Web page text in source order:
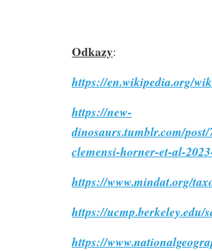
Odkazy:
https://en.wikipedia.org/
https://new-
dinosaurs.tumblr.com/
clemensi-horner-et-al-
https://www.mindat.org/
https://ucmp.berkeley.edu/
https://